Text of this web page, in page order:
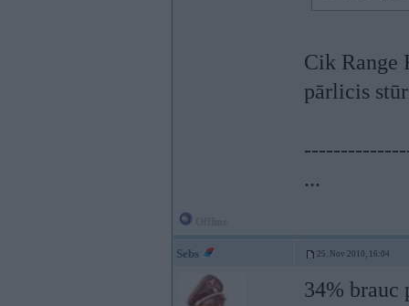
Cik Range
pārlicis
...
Sebs 25. Nov 2010, 16:04
34% brauc